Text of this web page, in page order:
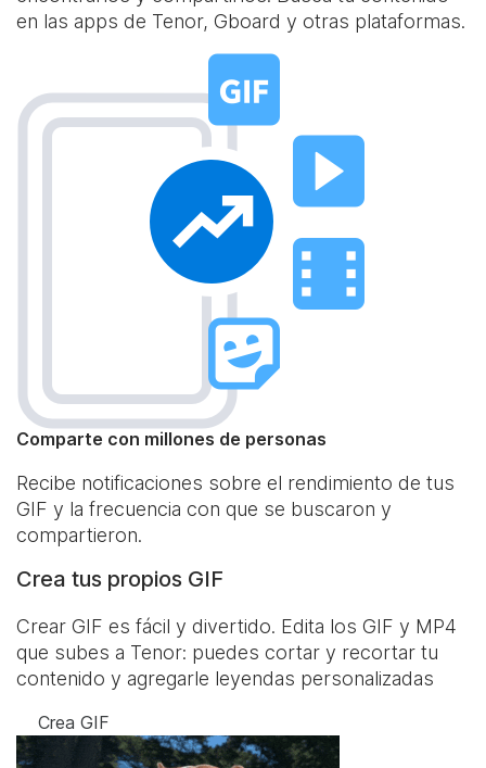
en las apps de Tenor, Gboard y otras plataformas.
Comparte con millones de personas
Recibe notificaciones sobre el rendimiento de tus
GIF y la frecuencia con que se buscaron y
compartieron.
Crea tus propios GIF
Crear GIF es fácil y divertido. Edita los GIF y MP4
que subes a Tenor: puedes cortar y recortar tu
contenido y agregarle leyendas personalizadas
Crea GIF